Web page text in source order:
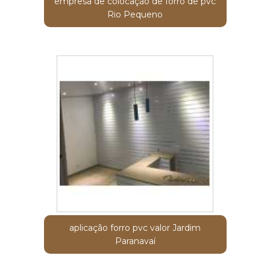
Rio Pequeno
aplicação forro pvc valor Jardim
Paranavaí